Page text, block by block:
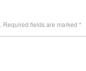
Required fields are marked *